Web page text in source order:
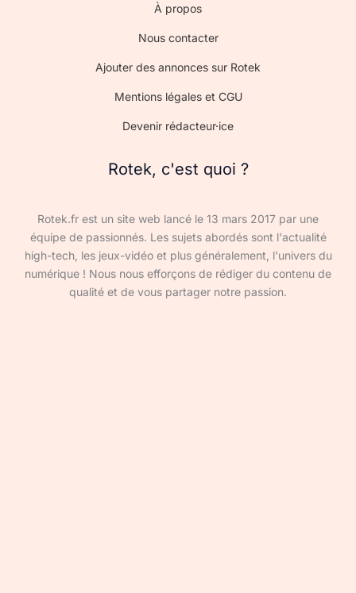
À propos
Nous contacter
Ajouter des annonces sur Rotek
Mentions légales et CGU
Devenir rédacteur·ice
Rotek, c'est quoi ?
Rotek.fr est un site web lancé le 13 mars 2017 par une
équipe de passionnés. Les sujets abordés sont l'actualité
high-tech, les jeux-vidéo et plus généralement, l'univers du
numérique ! Nous nous efforçons de rédiger du contenu de
qualité et de vous partager notre passion.